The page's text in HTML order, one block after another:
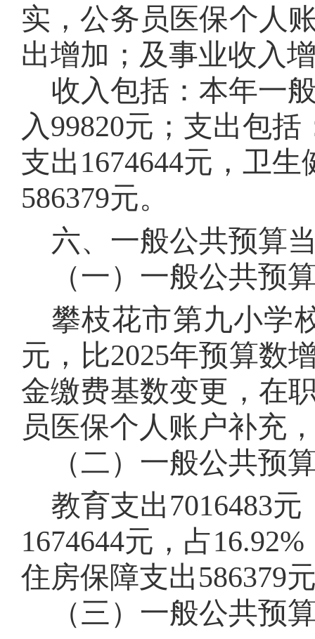
实，公务员医保个人
出增加；及事业收入
收入包括：本年一
入99820元 ；支出包括
支出1674644元，卫生
586379元。
六、一般公共预算
（一）一般公共预
攀枝花市第九小学
元，比2025年预算数
金缴费基数变更，在
员医保个人账户补充
（二）一般公共预
教育支出7016483元
1674644元，占16.92%
住房保障支出586379
（三）一般公共预